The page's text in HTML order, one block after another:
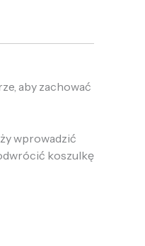
aby zachować
wprowadzić
koszulkę